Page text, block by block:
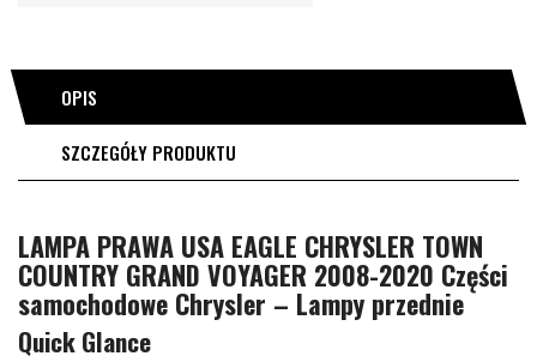
OPIS
SZCZEGÓŁY PRODUKTU
LAMPA PRAWA USA EAGLE CHRYSLER TOWN
COUNTRY GRAND VOYAGER 2008-2020 Części
samochodowe Chrysler – Lampy przednie
Quick Glance